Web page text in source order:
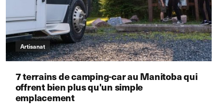
Artisanat
7 terrains de camping-car au Manitoba qui
offrent bien plus qu'un simple
emplacement